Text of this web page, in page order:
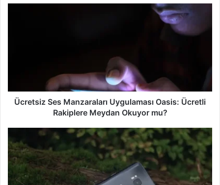
s
Ücretsiz Ses Manzaraları Uygulaması Oasis: Ücretli
Rakiplere Meydan Okuyor mu?